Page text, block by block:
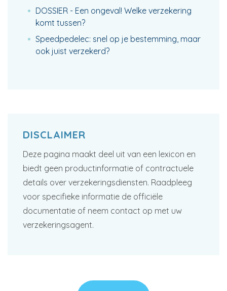
DOSSIER - Een ongeval! Welke verzekering
komt tussen?
Speedpedelec: snel op je bestemming, maar
ook juist verzekerd?
DISCLAIMER
Deze pagina maakt deel uit van een lexicon en
biedt geen productinformatie of contractuele
details over verzekeringsdiensten. Raadpleeg
voor specifieke informatie de officiële
documentatie of neem contact op met uw
verzekeringsagent.